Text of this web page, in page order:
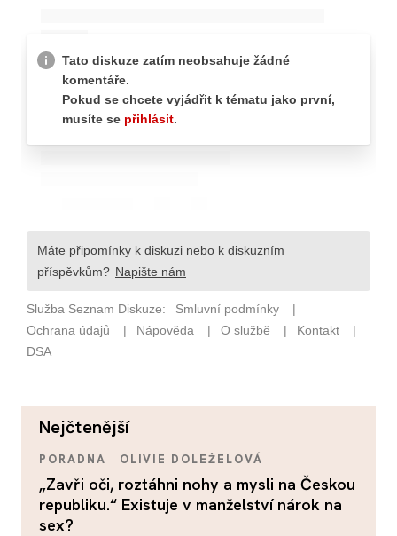
nejčtenější
PORADNA OLIVIE DOLEŽELOVÁ
„Zavři oči, roztáhni nohy a mysli na Českou
republiku.“ Existuje v manželství nárok na
sex?